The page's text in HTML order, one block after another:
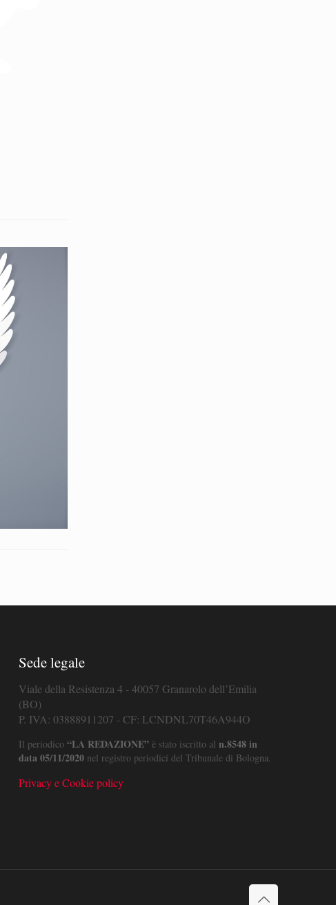
Sede legale
Viale della Resistenza 4 - 40057 Granarolo dell’Emilia
(BO)
P. IVA: 03888911207 - CF: LCNDNL70T46A944O
Il periodico “LA REDAZIONE”è stato iscritto al n.8548 in
data 05/11/2020nel registro periodici del Tribunale di Bologna.
Privacy e Cookie policy